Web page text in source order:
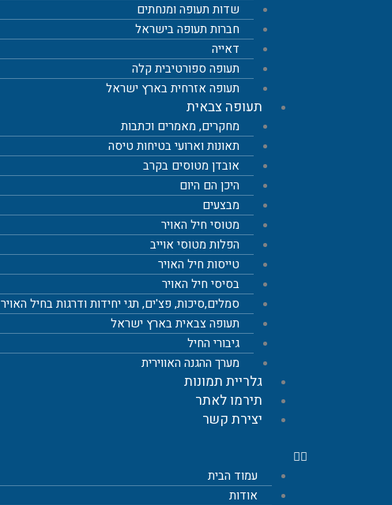
שדות תעופה ומנחתים
חברות תעופה בישראל
דאייה
תעופה ספורטיבית קלה
תעופה אזרחית בארץ ישראל
תעופה צבאית
מחקרים, מאמרים וכתבות
תאונות וארועי בטיחות טיסה
אובדן מטוסים בקרב
היכן הם היום
מבצעים
מטוסי חיל האויר
הפלות מטוסי אוייב
טייסות חיל האויר
בסיסי חיל האויר
סמלים,סיכות, פצ'ים, תגי יחידות ודרגות בחיל האויר
תעופה צבאית בארץ ישראל
גיבורי החיל
מערך ההגנה האווירית
גלריית תמונות
תירמו לאתר
יצירת קשר
עמוד הבית
אודות